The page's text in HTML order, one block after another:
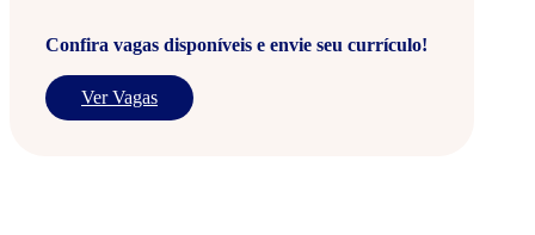
Confira vagas disponíveis e envie seu currículo!
Ver Vagas